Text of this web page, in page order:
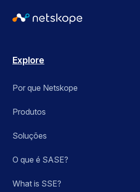
Explore
Por que Netskope
Produtos
Soluções
O que é SASE?
What is SSE?